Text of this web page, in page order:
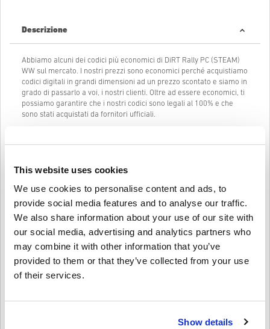
This website uses cookies
We use cookies to personalise content and ads, to
provide social media features and to analyse our traffic.
We also share information about your use of our site with
our social media, advertising and analytics partners who
may combine it with other information that you’ve
provided to them or that they’ve collected from your use
of their services.
Show details
Descrizione
Abbiamo alcuni dei codici più economici di DiRT Rally PC (STEAM)
WW sul mercato. I nostri prezzi sono economici perché acquistiamo
codici digitali in grandi dimensioni ad un prezzo scontato e siamo in
grado di passarlo a voi, i nostri clienti. Oltre ad essere economici, ti
possiamo garantire che i nostri codici sono legali al 100% e che
sono stati acquistati da fornitori ufficiali.
PC (STEAM) WW istantaneamente e direttamente al tuo indirizzo
La nostra Live Chat (24/7) e il nostro eccellente supporto clienti
riguardo al codice di DiRT Rally PC (STEAM) WW.
non contiene alcun modulo fastidioso o questionario da compilare e
richiede solamente un indirizzo email e un metodo di pagamento
valido, così da rendere il processo di acquisto di DiRT Rally PC
Nuovo su Livecards.net? Acquistare codici digitali è semplice e